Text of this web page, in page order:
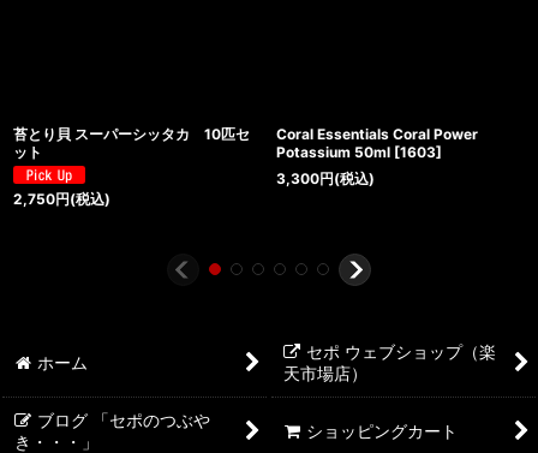
苔とり貝 スーパーシッタカ 10匹セ
ット
2,750円(税込)
Coral Essentials Coral Power
Potassium 50ml [1603]
3,300円(税込)
ホーム
セポ ウェブショップ（楽
天市場店）
ブログ 「セポのつぶや
き・・・」
ショッピングカート